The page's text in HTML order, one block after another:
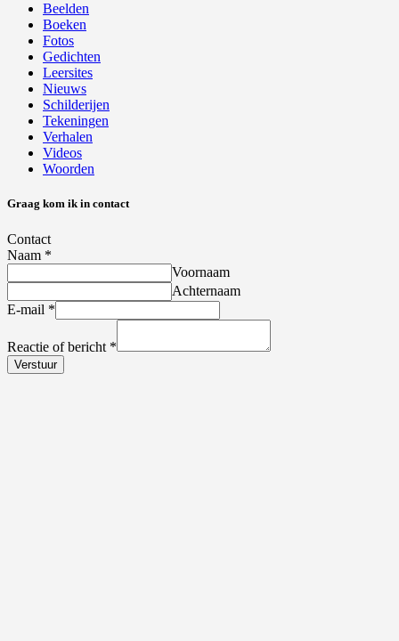
Beelden
Boeken
Fotos
Gedichten
Leersites
Nieuws
Schilderijen
Tekeningen
Verhalen
Videos
Woorden
Graag kom ik in contact
Contact
Naam *
Voornaam
Achternaam
E-mail *
Reactie of bericht *
Verstuur